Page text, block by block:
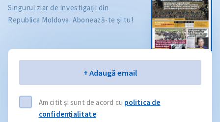
Singurul ziar de investigații din
Republica Moldova. Abonează-te și tu!
+ Adaugă email
Am citit și sunt de acord cu politica de
confidențialitate.